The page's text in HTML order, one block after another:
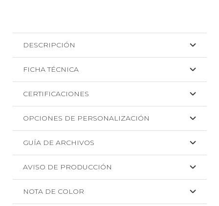
DESCRIPCIÓN
FICHA TÉCNICA
CERTIFICACIONES
OPCIONES DE PERSONALIZACIÓN
GUÍA DE ARCHIVOS
AVISO DE PRODUCCIÓN
NOTA DE COLOR